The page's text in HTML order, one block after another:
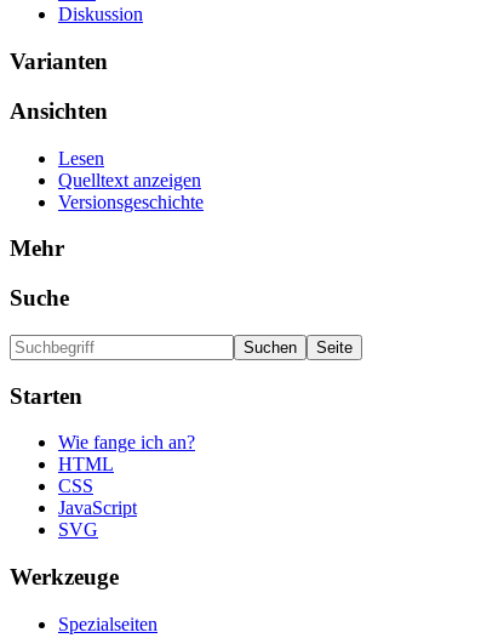
Diskussion
Varianten
Ansichten
Lesen
Quelltext anzeigen
Versionsgeschichte
Mehr
Suche
Starten
Wie fange ich an?
HTML
CSS
JavaScript
SVG
Werkzeuge
Spezialseiten